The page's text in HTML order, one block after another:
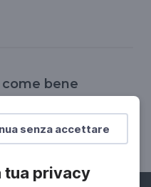
senza accettare
tua privacy
bene
paesaggio nella